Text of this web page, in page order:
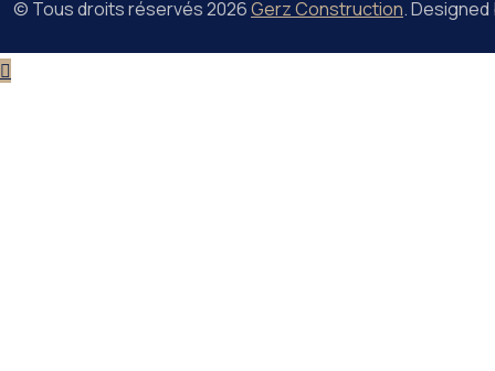
© Tous droits réservés2026Gerz Construction.